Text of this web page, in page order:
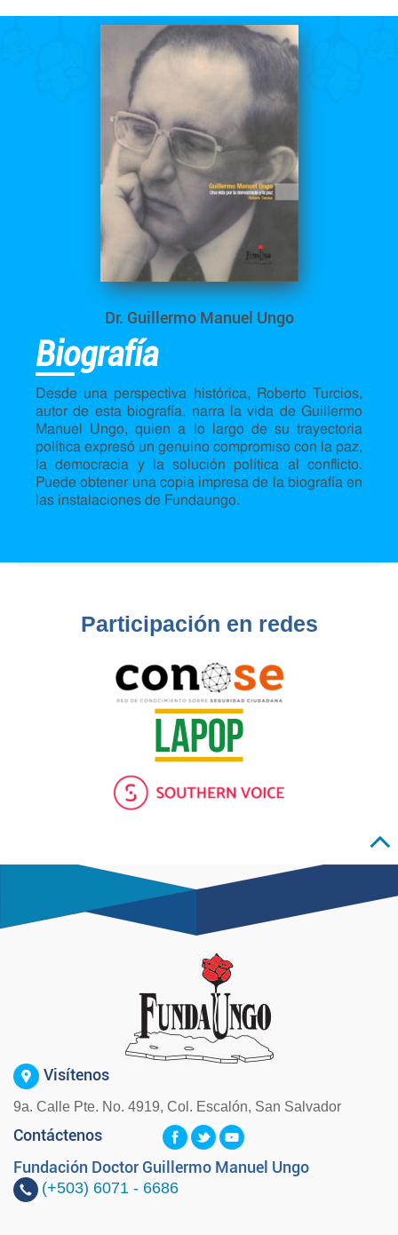
Dr. Guillermo Manuel Ungo
Biografía
Desde una perspectiva histórica, Roberto Turcios,
autor de esta biografía, narra la vida de Guillermo
Manuel Ungo, quien a lo largo de su trayectoria
política expresó un genuino compromiso con la paz,
la democracia y la solución política al conflicto.
Puede obtener una copia impresa de la biografía en
las instalaciones de Fundaungo.
Participación en redes
Visítenos
9a. Calle Pte. No. 4919, Col. Escalón, San Salvador
Contáctenos
Fundación Doctor Guillermo Manuel Ungo
(+503) 6071 - 6686